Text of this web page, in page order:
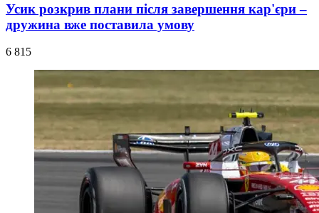
Усик розкрив плани після завершення кар'єри –
дружина вже поставила умову
6 815